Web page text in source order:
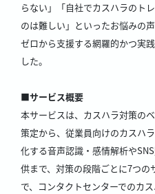
らない」「自社でカスハラのト
のは難しい」といったお悩みの
ゼロから支援する網羅的かつ実
した。
■サービス概要
本サービスは、カスハラ対策の
策定から、従業員向けのカスハ
化する音声認識・感情解析や
供まで、対策の段階ごとに7つ
で、コンタクトセンターでのカ